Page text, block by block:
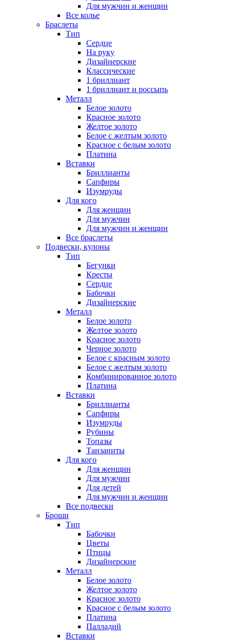
Для мужчин и женщин
Все колье
Браслеты
Тип
Сердце
На руку
Дизайнерские
Классические
1 бриллиант
1 бриллиант и россыпь
Металл
Белое золото
Красное золото
Желтое золото
Белое с желтым золото
Красное с белым золото
Платина
Вставки
Бриллианты
Сапфиры
Изумруды
Для кого
Для женщин
Для мужчин
Для мужчин и женщин
Все браслеты
Подвески, кулоны
Тип
Бегунки
Кресты
Сердце
Бабочки
Дизайнерские
Металл
Белое золото
Желтое золото
Красное золото
Черное золото
Белое с красным золото
Белое с желтым золото
Комбинированное золото
Платина
Вставки
Бриллианты
Сапфиры
Изумруды
Рубины
Топазы
Танзаниты
Для кого
Для женщин
Для мужчин
Для детей
Для мужчин и женщин
Все подвески
Броши
Тип
Бабочки
Цветы
Птицы
Дизайнерские
Металл
Белое золото
Желтое золото
Красное золото
Красное с белым золото
Платина
Палладий
Вставки